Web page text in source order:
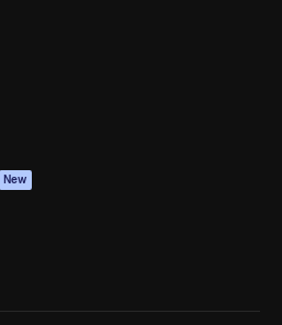
New